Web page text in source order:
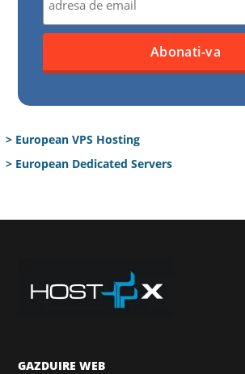
> European VPS Hosting
> European Dedicated Servers
GAZDUIRE WEB